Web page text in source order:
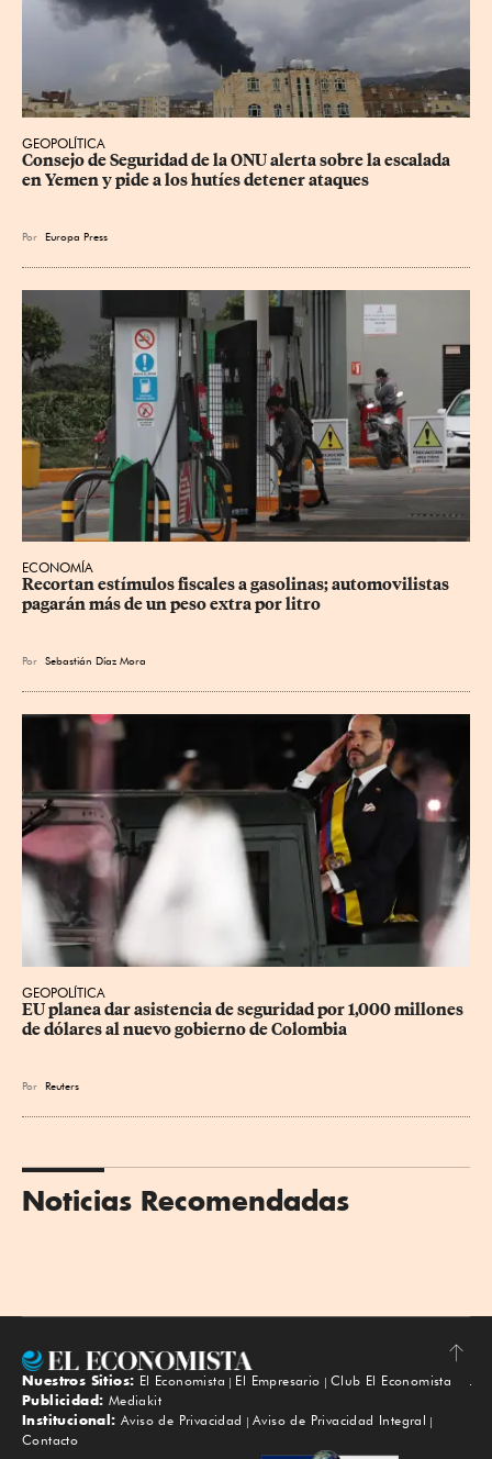
GEOPOLÍTICA
Consejo de Seguridad de la ONU alerta sobre la escalada
en Yemen y pide a los hutíes detener ataques
Por Europa Press
ECONOMÍA
Recortan estímulos fiscales a gasolinas; automovilistas
pagarán más de un peso extra por litro
Por Sebastián Díaz Mora
GEOPOLÍTICA
EU planea dar asistencia de seguridad por 1,000 millones
de dólares al nuevo gobierno de Colombia
Por Reuters
Noticias Recomendadas
Subir
Nuestros Sitios: El Economista El Empresario
Club El Economista
Publicidad: Mediakit
Institucional: Aviso de Privacidad
Aviso de Privacidad Integral
Contacto